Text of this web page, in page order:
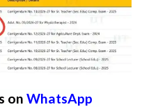
on WhatsApp